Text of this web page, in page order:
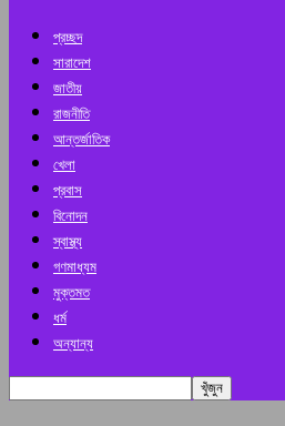
প্রচ্ছদ
সারাদেশ
জাতীয়
রাজনীতি
আন্তর্জাতিক
খেলা
প্রবাস
বিনোদন
স্বাস্থ্য
গণমাধ্যম
মুক্তমত
ধর্ম
অন্যান্য